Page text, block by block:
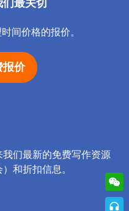
最关切
间价格的报价。
报价
们最新的免费写作资源
和折扣信息。